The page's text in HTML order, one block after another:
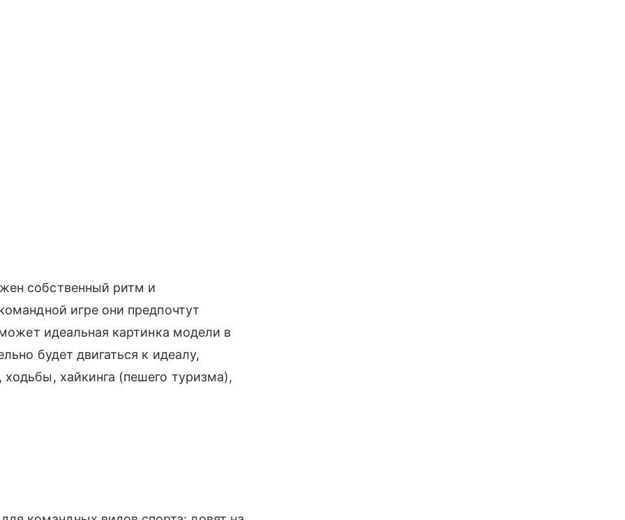
собственный ритм и
игре они предпочтут
идеальная картинка модели в
будет двигаться к идеалу,
хайкинга (пешего туризма),